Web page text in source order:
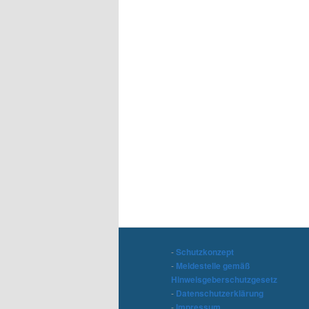
-Schutzkonzept
- Meldestelle gemäß
Hinweisgeberschutzgesetz
- Datenschutzerklärung
-